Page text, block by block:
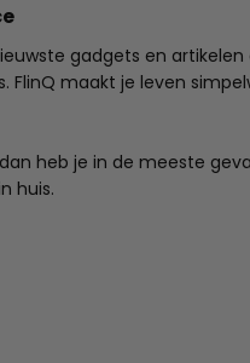
gadgets en
FlinQ maakt je leven
heb je in de meeste
huis.